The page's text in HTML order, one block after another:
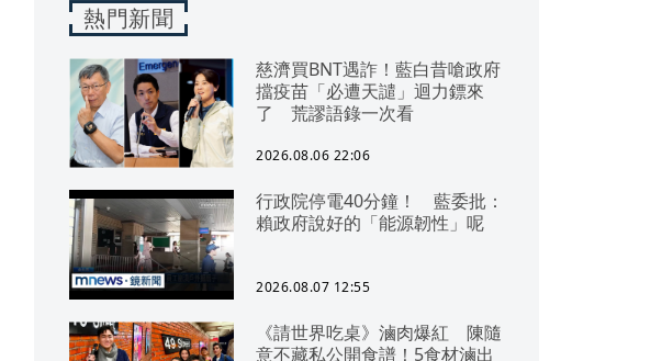
熱門新聞
慈濟買BNT遇詐！藍白昔嗆政府
擋疫苗「必遭天譴」迴力鏢來
了 荒謬語錄一次看
2026.08.06 22:06
行政院停電40分鐘！ 藍委批：
賴政府說好的「能源韌性」呢
2026.08.07 12:55
《請世界吃桌》滷肉爆紅 陳隨
意不藏私公開食譜！5食材滷出